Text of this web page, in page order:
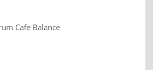
Cafe Balance